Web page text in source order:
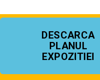
DESCARCA
PLANUL
EXPOZITIEI